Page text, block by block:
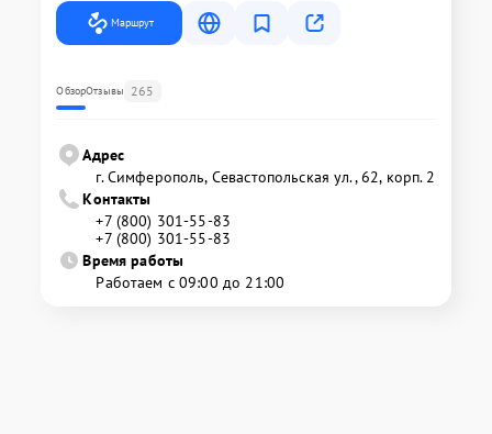
Маршрут
ОбзорОтзывы 265
Адрес
г. Симферополь, Севастопольская ул., 62, корп. 2
Контакты
+7 (800) 301-55-83
+7 (800) 301-55-83
Время работы
Работаем с 09:00 до 21:00